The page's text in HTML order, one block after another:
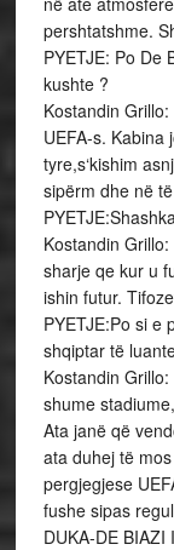
pershtatshme.
PYETJE: Po De
kushte ?
Kostandin
UEFA-s.
tyre,s‘kishim
sipërm dhe në
Kostandin
sharje qe kur u
ishin futur.
PYETJE:Po si e
shqiptar të
Kostandin
shume
Ata janë që
ata duhej të
pergjegjese
fushe sipas
DUKA-DE BIAZI